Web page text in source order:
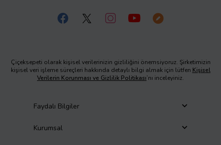
Çiçeksepeti olarak kişisel verilerinizin gizliliğini önemsiyoruz. Şirketimizin
kişisel veri işleme süreçleri hakkında detaylı bilgi almak için lütfen Kişisel
Verilerin Korunması ve Gizlilik Politikası’nı inceleyiniz.
Faydalı Bilgiler
Kurumsal